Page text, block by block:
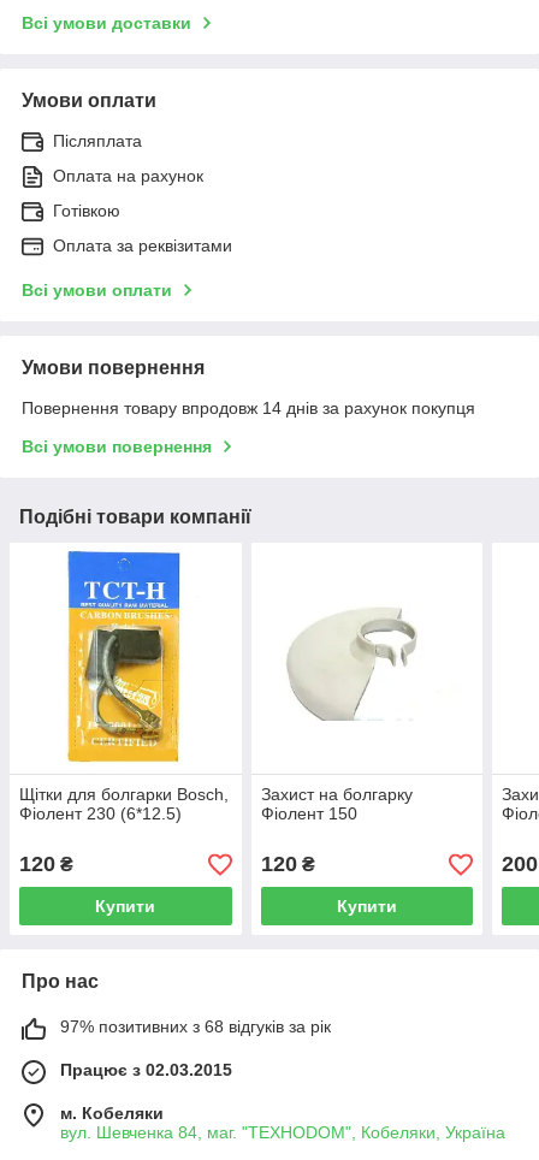
Всі умови доставки
Умови оплати
Післяплата
Оплата на рахунок
Готівкою
Оплата за реквізитами
Всі умови оплати
Умови повернення
Повернення товару впродовж 14 днів за рахунок покупця
Всі умови повернення
Подібні товари компанії
Щітки для болгарки Bosch,
Фіолент 230 (6*12.5)
120 ₴
Купити
Захист на болгарку
Фіолент 150
120₴
Купити
200
Про нас
97% позитивних з 68 відгуків за рік
Працює з 02.03.2015
м. Кобеляки
вул. Шевченка 84, маг. "ТЕХНОDOM", Кобеляки, Україна